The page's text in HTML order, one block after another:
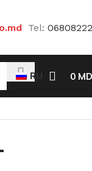
Tel:
RU 0